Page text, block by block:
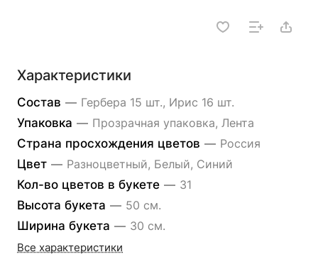
Характеристики
Состав — Гербера 15 шт., Ирис 16 шт.
Упаковка — Прозрачная упаковка, Лента
Страна просхождения цветов — Россия
Цвет — Разноцветный, Белый, Синий
Кол-во цветов в букете — 31
Высота букета — 50 см.
Ширина букета — 30 см.
Все характеристики